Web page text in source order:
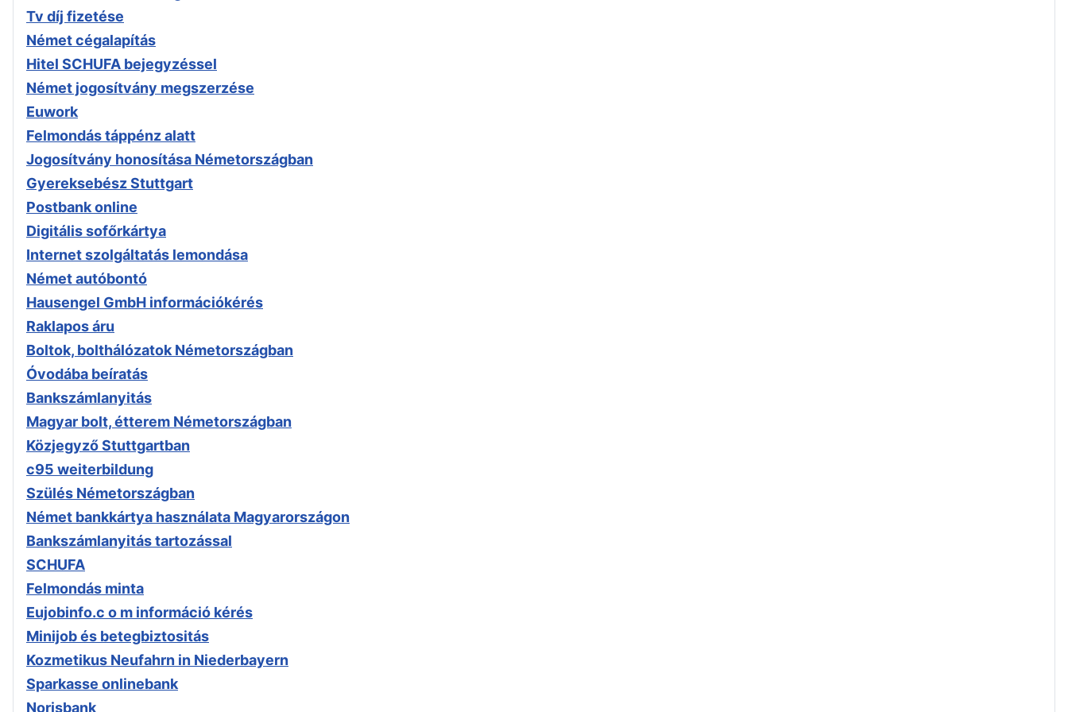
Tv díj fizetése
Német cégalapítás
Hitel SCHUFA bejegyzéssel
Német jogosítvány megszerzése
Euwork
Felmondás táppénz alatt
Jogosítvány honosítása Németországban
Gyereksebész Stuttgart
Postbank online
Digitális sofőrkártya
Internet szolgáltatás lemondása
Német autóbontó
Hausengel GmbH információkérés
Raklapos áru
Boltok, bolthálózatok Németországban
Óvodába beíratás
Bankszámlanyitás
Magyar bolt, étterem Németországban
Közjegyző Stuttgartban
c95 weiterbildung
Szülés Németországban
Német bankkártya használata Magyarországon
Bankszámlanyitás tartozással
SCHUFA
Felmondás minta
Eujobinfo.c o m információ kérés
Minijob és betegbiztositás
Kozmetikus Neufahrn in Niederbayern
Sparkasse onlinebank
Norisbank